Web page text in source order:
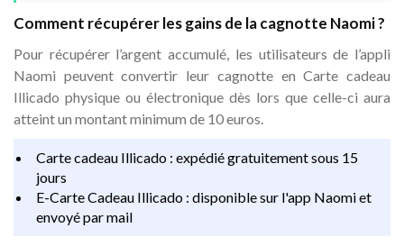
Comment récupérer les gains de la cagnotte Naomi ?
Pour récupérer l’argent accumulé, les utilisateurs de l’appli
Naomi peuvent convertir leur cagnotte en Carte cadeau
Illicado physique ou électronique dès lors que celle-ci aura
atteint un montant minimum de 10 euros.
Carte cadeau Illicado : expédié gratuitement sous 15
jours
E-Carte Cadeau Illicado : disponible sur l'app Naomi et
envoyé par mail